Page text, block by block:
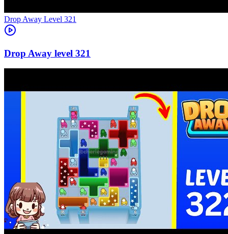
Level 321
321